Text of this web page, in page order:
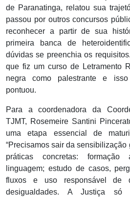
de Paranatinga, relatou sua
passou por outros concursos
reconhecer a partir de sua
primeira banca de
dúvidas se preenchia os
que fiz um curso de Letramento
negra como palestrante e
pontuou.
Para a coordenadora da
TJMT, Rosemeire Santini
uma etapa essencial de
“Precisamos sair da
práticas concretas:
linguagem; estudo de casos,
fluxos e uso responsável de
desigualdades. A Justiça só